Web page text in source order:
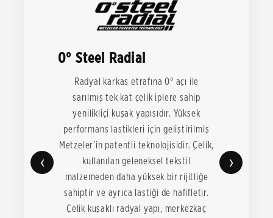
‹
0° Steel Radial
Radyal karkas etrafına 0° açı ile
sarılmış tek kat çelik iplere sahip
yenilikliçi kuşak yapısıdır. Yüksek
performans lastikleri için geliştirilmiş
Metzeler’in patentli teknolojisidir. Çelik,
kullanılan geleneksel tekstil
malzemeden daha yüksek bir rijitliğe
sahiptir ve ayrıca lastiği de hafifletir.
Çelik kuşaklı radyal yapı, merkezkaç
›